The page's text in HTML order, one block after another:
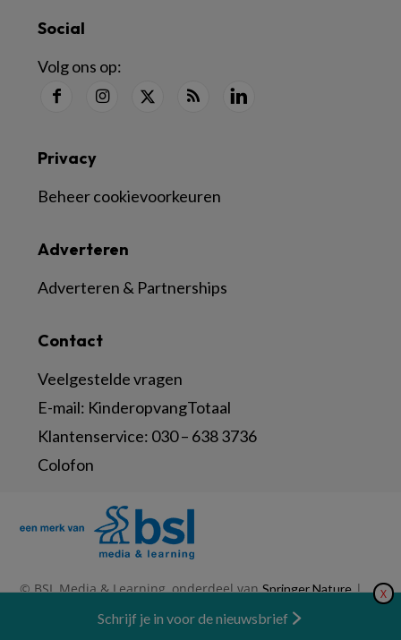
Social
Volg ons op:
Contact
Veelgestelde vragen
E-mail: KinderopvangTotaal
Klantenservice: 030 – 638 3736
Colofon
Adverteren
Adverteren & Partnerships
Privacy
Beheer cookievoorkeuren
© BSL Media & Learning, onderdeel vanSpringer Nature| X
Schrijf je in voor de nieuwsbrief
Nieuwsbrief Abonneren